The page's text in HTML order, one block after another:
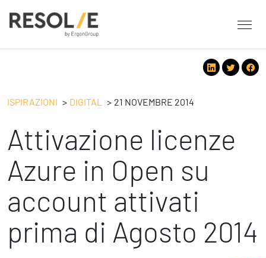
Servizi
People
Strategy
Future
Operation
Safety
Tecnologie
Eventi
Ispirazioni
Formazione
People
Leadership
Benessere Organizzativo & Sostenibile
Performance Management
Strategy
Change Management
Business Process Improvement
ISPIRAZIONI DIGITAL 21 NOVEMBRE 2014
Attivazione licenze
Azure in Open su
account attivati
prima di Agosto 2014